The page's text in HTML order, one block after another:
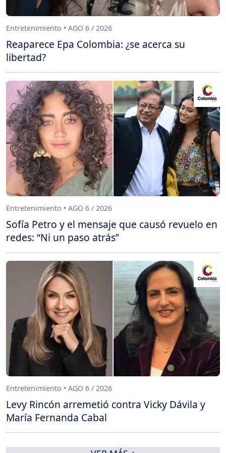
Entretenimiento • AGO 6 / 2026
Reaparece Epa Colombia: ¿se acerca su
libertad?
Entretenimiento • AGO 6 / 2026
Sofía Petro y el mensaje que causó revuelo en
redes: “Ni un paso atrás”
Entretenimiento • AGO 6 / 2026
Levy Rincón arremetió contra Vicky Dávila y
María Fernanda Cabal